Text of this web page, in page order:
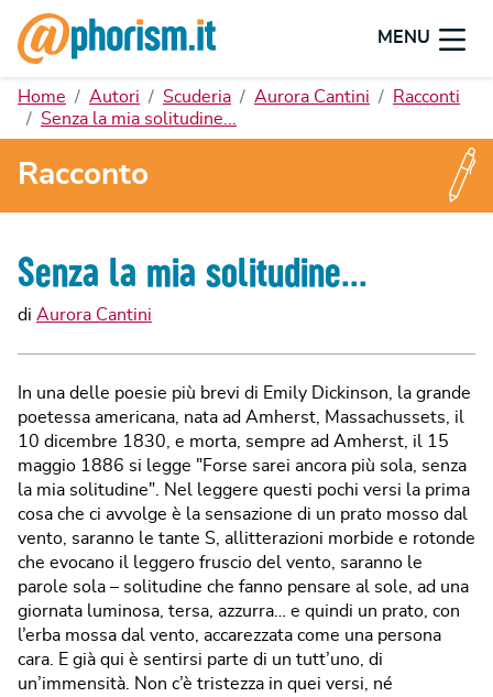
MENU
Home Autori Scuderia Aurora Cantini
Racconti
Senza la mia solitudine...
Racconto
Senza la mia solitudine...
di Aurora Cantini
In una delle poesie più brevi di Emily Dickinson, la grande
poetessa americana, nata ad Amherst, Massachussets, il
10 dicembre 1830, e morta, sempre ad Amherst, il 15
maggio 1886 si legge "Forse sarei ancora più sola, senza
la mia solitudine". Nel leggere questi pochi versi la prima
cosa che ci avvolge è la sensazione di un prato mosso dal
vento, saranno le tante S, allitterazioni morbide e rotonde
che evocano il leggero fruscio del vento, saranno le
parole sola – solitudine che fanno pensare al sole, ad una
giornata luminosa, tersa, azzurra… e quindi un prato, con
l’erba mossa dal vento, accarezzata come una persona
cara. E già qui è sentirsi parte di un tutt’uno, di
un’immensità. Non c’è tristezza in quei versi, né